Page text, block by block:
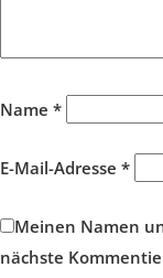
Name *
E-Mail-Adresse *
Meinen Namen
nächste